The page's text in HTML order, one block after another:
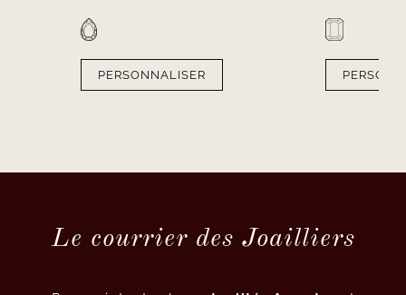
PERSONNALISER
Le courrier des Joailliers